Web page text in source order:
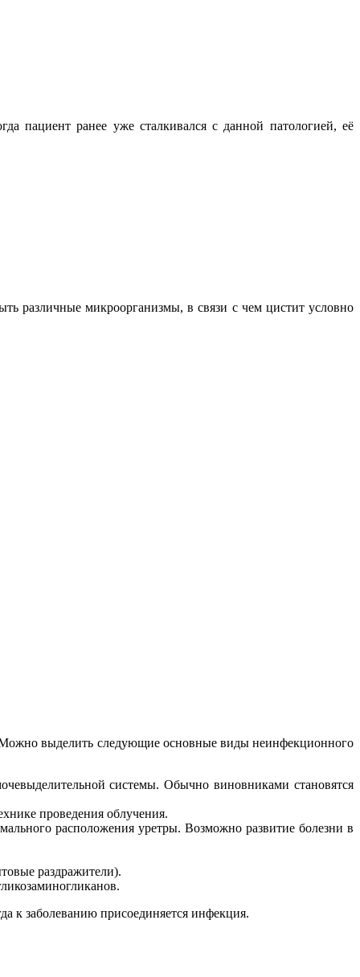
пациент ранее уже сталкивался с данной патологией, её
различные микроорганизмы, в связи с чем цистит условно
выделить следующие основные виды неинфекционного
системы. Обычно виновниками становятся
проведения облучения.
расположения уретры. Возможно развитие болезни в
раздражители).
к заболеванию присоединяется инфекция.